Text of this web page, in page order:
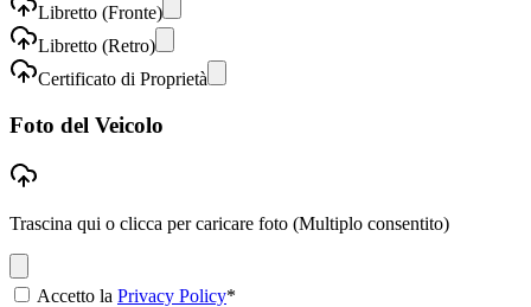
Libretto (Fronte)
Libretto (Retro)
Certificato di Proprietà
Foto del Veicolo
Trascina qui o clicca per caricare foto (Multiplo consentito)
Accetto la Privacy Policy*